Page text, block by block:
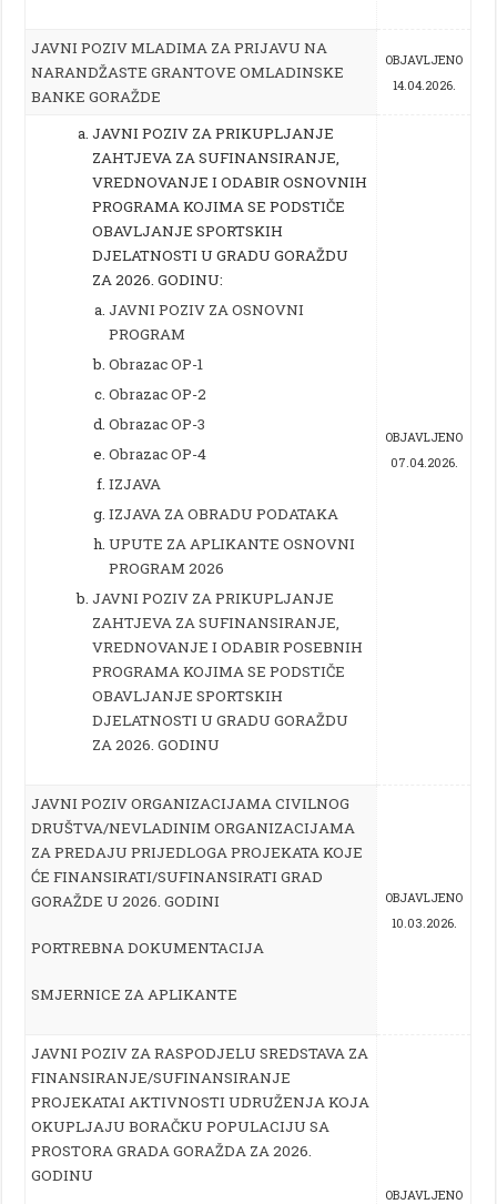
JAVNI POZIV MLADIMA ZA PRIJAVU NA
NARANDŽASTE GRANTOVE OMLADINSKE
BANKE GORAŽDE
OBJAVLJENO
14.04.2026.
JAVNI POZIV ZA PRIKUPLJANJE
ZAHTJEVA ZA SUFINANSIRANJE,
VREDNOVANJE I ODABIR OSNOVNIH
PROGRAMA KOJIMA SE PODSTIČE
OBAVLJANJE SPORTSKIH
DJELATNOSTI U GRADU GORAŽDU
ZA 2026. GODINU:
JAVNI POZIV ZA OSNOVNI
PROGRAM
Obrazac OP-1
Obrazac OP-2
Obrazac OP-3
Obrazac OP-4
IZJAVA
IZJAVA ZA OBRADU PODATAKA
UPUTE ZA APLIKANTE OSNOVNI
PROGRAM 2026
JAVNI POZIV ZA PRIKUPLJANJE
ZAHTJEVA ZA SUFINANSIRANJE,
VREDNOVANJE I ODABIR POSEBNIH
PROGRAMA KOJIMA SE PODSTIČE
OBAVLJANJE SPORTSKIH
DJELATNOSTI U GRADU GORAŽDU
ZA 2026. GODINU
OBJAVLJENO
07.04.2026.
JAVNI POZIVORGANIZACIJAMA CIVILNOG
DRUŠTVA/NEVLADINIM ORGANIZACIJAMA
ZA PREDAJU PRIJEDLOGA PROJEKATA KOJE
ĆE FINANSIRATI/SUFINANSIRATIGRAD
GORAŽDE U 2026. GODINI
PORTREBNA DOKUMENTACIJA
SMJERNICE ZA APLIKANTE
OBJAVLJENO
10.03.2026.
JAVNI POZIV ZA RASPODJELU SREDSTAVA ZA
FINANSIRANJE/SUFINANSIRANJE
PROJEKATAI AKTIVNOSTI UDRUŽENJA KOJA
OKUPLJAJU BORAČKU POPULACIJU SA
PROSTORA GRADA GORAŽDA ZA 2026.
GODINU
OBJAVLJENO